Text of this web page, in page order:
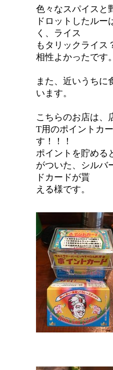
色々なスパイスと
ドロットしたルー
く、ライス
もタリックライス
相性よかったです。
また、近いうちに
います。
こちらのお店は、
T用のポイントカ
す！！！
ポイントを貯める
がついた、シルバ
ドカードが貰
える様です。